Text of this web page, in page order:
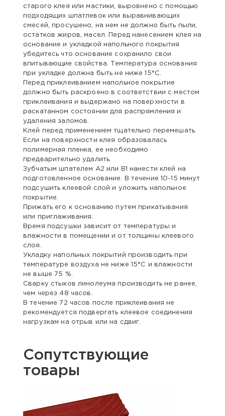
старого клея или мастики, выровнено с помощью
подходящих шпатлевок или выравнивающих
смесей, просушено, на нем не должно быть пыли,
остатков жиров, масел. Перед нанесением клея на
основание и укладкой напольного покрытия
убедитесь что основание сохранило свои
впитывающие свойства. Температура основания
при укладке должна быть не ниже 15°С.
Перед приклеиванием напольное покрытие
должно быть раскроено в соответствии с местом
приклеивания и выдержано на поверхности в
раскатанном состоянии для распрямления и
удаления заломов.
Клей перед применением тщательно перемешать.
Если на поверхности клея образовалась
полимерная пленка, ее необходимо
предварительно удалить.
Зубчатым шпателем А2 или В1 нанести клей на
подготовленное основание. В течение 10-15 минут
подсушить клеевой слой и уложить напольное
покрытие.
Прижать его к основанию путем прикатывания
или приглаживания.
Время подсушки зависит от температуры и
влажности в помещении и от толщины клеевого
слоя.
Укладку напольных покрытий производить при
температуре воздуха не ниже 15°С и влажности
не выше 75 %.
Сварку стыков линолеума производить не ранее,
чем через 48 часов.
В течение 72 часов после приклеивания не
рекомендуется подвергать клеевое соединения
нагрузкам на отрыв или на сдвиг.
Сопутствующие
товары